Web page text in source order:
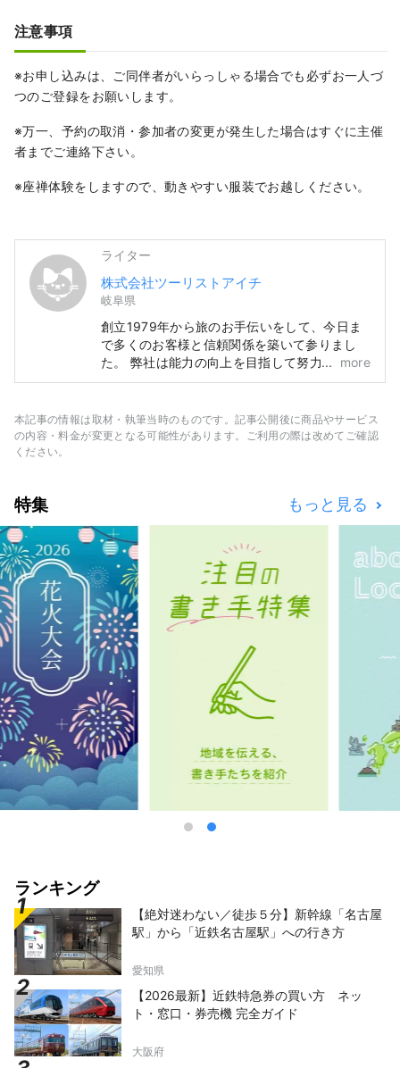
注意事項
※お申し込みは、ご同伴者がいらっしゃる場合でも必ずお一人づ
つのご登録をお願いします。
※万一、予約の取消・参加者の変更が発生した場合はすぐに主催
者までご連絡下さい。
※座禅体験をしますので、動きやすい服装でお越しください。
ライター
株式会社ツーリストアイチ
岐阜県
創立1979年から旅のお手伝いをして、今日ま
で多くのお客様と信頼関係を築いて参りまし
た。 弊社は能力の向上を目指して努力をし続
けている一人ひとりのスタッフで構成されてい
いご満足いただける商品を提供して参ります。
お得なキャンペーン情報・品質の良いツアーや
more
本記事の情報は取材・執筆当時のものです。記事公開後に商品やサービス
の内容・料金が変更となる可能性があります。ご利用の際は改めてご確認
ください。
特集 もっと見る
ランキング
【絶対迷わない／徒歩５分】新幹線「名古屋
駅」から「近鉄名古屋駅」への行き方
愛知県
【2026最新】近鉄特急券の買い方 ネッ
ト・窓口・券売機 完全ガイド
大阪府